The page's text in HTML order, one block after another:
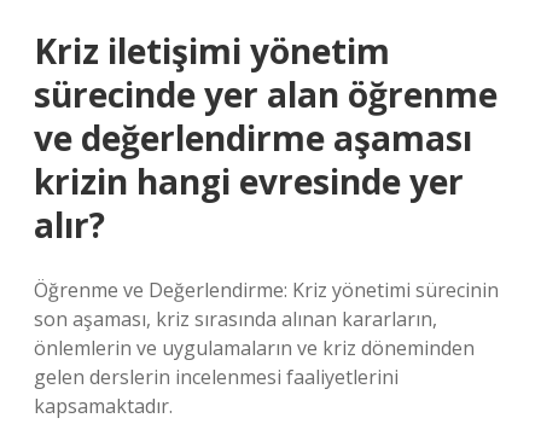
Kriz iletişimi yönetim
sürecinde yer alan öğrenme
ve değerlendirme aşaması
krizin hangi evresinde yer
alır?
Öğrenme ve Değerlendirme: Kriz yönetimi sürecinin
son aşaması, kriz sırasında alınan kararların,
önlemlerin ve uygulamaların ve kriz döneminden
gelen derslerin incelenmesi faaliyetlerini
kapsamaktadır.